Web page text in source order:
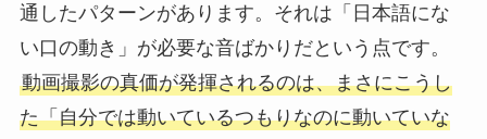
通したパターンがあります。それは「日本語にな
い口の動き」が必要な音ばかりだという点です。
動画撮影の真価が発揮されるのは、まさにこうし
た「自分では動いているつもりなのに動いていな